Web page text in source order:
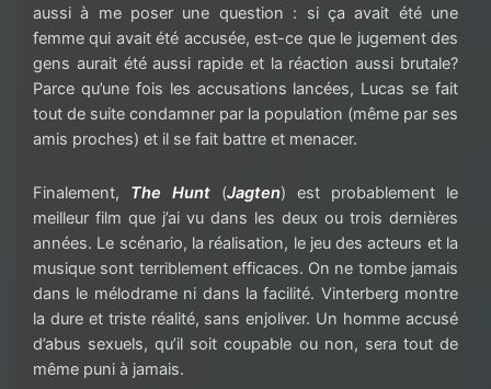
aussi à me poser une question : si ça avait été une
femme qui avait été accusée, est-ce que le jugement des
gens aurait été aussi rapide et la réaction aussi brutale?
Parce qu’une fois les accusations lancées, Lucas se fait
tout de suite condamner par la population (même par ses
amis proches) et il se fait battre et menacer.
Finalement, The Hunt (Jagten) est probablement le
meilleur film que j’ai vu dans les deux ou trois dernières
années. Le scénario, la réalisation, le jeu des acteurs et la
musique sont terriblement efficaces. On ne tombe jamais
dans le mélodrame ni dans la facilité. Vinterberg montre
la dure et triste réalité, sans enjoliver. Un homme accusé
d’abus sexuels, qu’il soit coupable ou non, sera tout de
même puni à jamais.